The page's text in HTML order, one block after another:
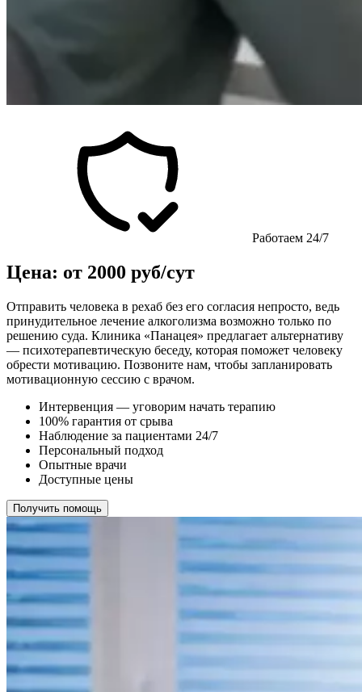
Работаем 24/7
Цена: от 2000 руб/сут
Отправить человека в рехаб без его согласия непросто, ведь
принудительное лечение алкоголизма возможно только по
решению суда. Клиника «Панацея» предлагает альтернативу
— психотерапевтическую беседу, которая поможет человеку
обрести мотивацию. Позвоните нам, чтобы запланировать
мотивационную сессию с врачом.
Интервенция — уговорим начать терапию
100% гарантия от срыва
Наблюдение за пациентами 24/7
Персональный подход
Опытные врачи
Доступные цены
Получить помощь